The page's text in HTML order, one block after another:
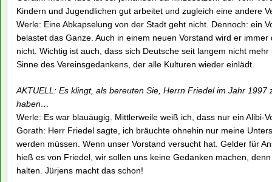
Kindern und Jugendlichen gut arbeitet und zugleich eine andere
Werle: Eine Abkapselung von der Stadt geht nicht. Dennoch: ein
belastet das Ganze. Auch in einem neuen Vorstand wird er
nicht. Wichtig ist auch, dass sich Deutsche seit langem nicht
Sinne des Vereinsgedankens, der alle Kulturen wieder einlädt.
AKTUELL: Es klingt, als bereuten Sie, Herrn Friedel im Jahr 1997
haben…
Werle: Es war blauäugig. Mittlerweile weiß ich, dass nur ein Alibi-
Gorath: Herr Friedel sagte, ich bräuchte ohnehin nur meine
werden müssen. Wenn unser Vorstand versucht hat. Gelder für
hieß es von Friedel, wir sollen uns keine Gedanken machen,
halten. Jürjens macht das schon!